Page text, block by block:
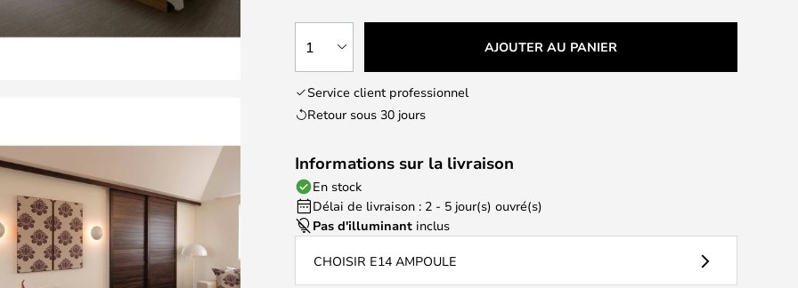
1 AJOUTER AU PANIER
Service client professionnel
Retour sous 30 jours
Informations sur la livraison
En stock
Délai de livraison : 2 - 5 jour(s) ouvré(s)
Pas d'illuminant inclus
CHOISIR E14 AMPOULE